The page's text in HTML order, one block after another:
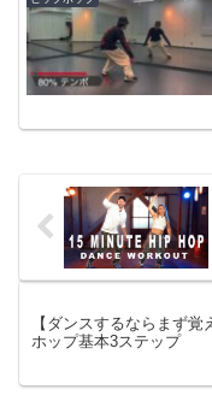
【ダンスするならまず
ホップ基本3ステップ